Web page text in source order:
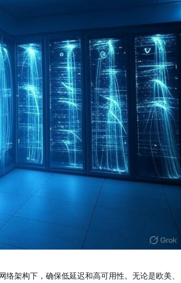
架构下，确保低延迟和高可用性。无论是欧美、